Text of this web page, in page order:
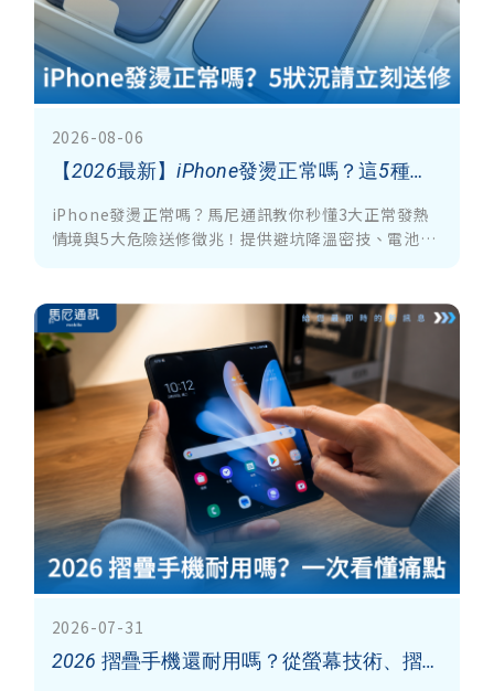
2026-08-06
【2026最新】iPhone發燙正常嗎？這5種狀況請立刻送修！常見發熱原因與快速降溫全攻略
iPhone發燙正常嗎？馬尼通訊教你秒懂3大正常發熱
情境與5大危險送修徵兆！提供避坑降溫密技、電池與
2026-07-31
2026 摺疊手機還耐用嗎？從螢幕技術、摺痕、保護貼到壽命，一次看懂最大痛點